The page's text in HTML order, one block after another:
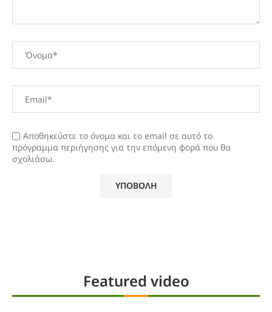
Αποθηκεύστε το όνομα και το email σε αυτό το
πρόγραμμα περιήγησης για την επόμενη φορά που θα
σχολιάσω.
Featured video